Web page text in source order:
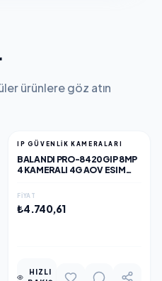
ürünlere göz atın
IP GÜVENLİK KAMERALARI
BALANDI PRO-8420GIP 8MP
4 KAMERALI 4G AOV ESIM
YAZILIM
FIYAT
₺4.740,61
HIZLI